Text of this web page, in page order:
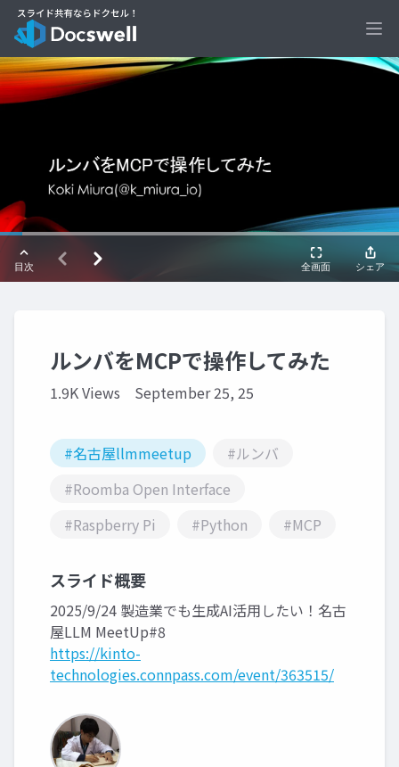
ルンバをMCPで操作してみた
1.9K Views September 25, 25
#名古屋llmmeetup
#ルンバ
#Roomba Open Interface
#Raspberry Pi
#Python #MCP
スライド概要
2025/9/24 製造業でも生成AI活用したい！名古
屋LLM MeetUp#8
https://kinto-
technologies.connpass.com/event/363515/